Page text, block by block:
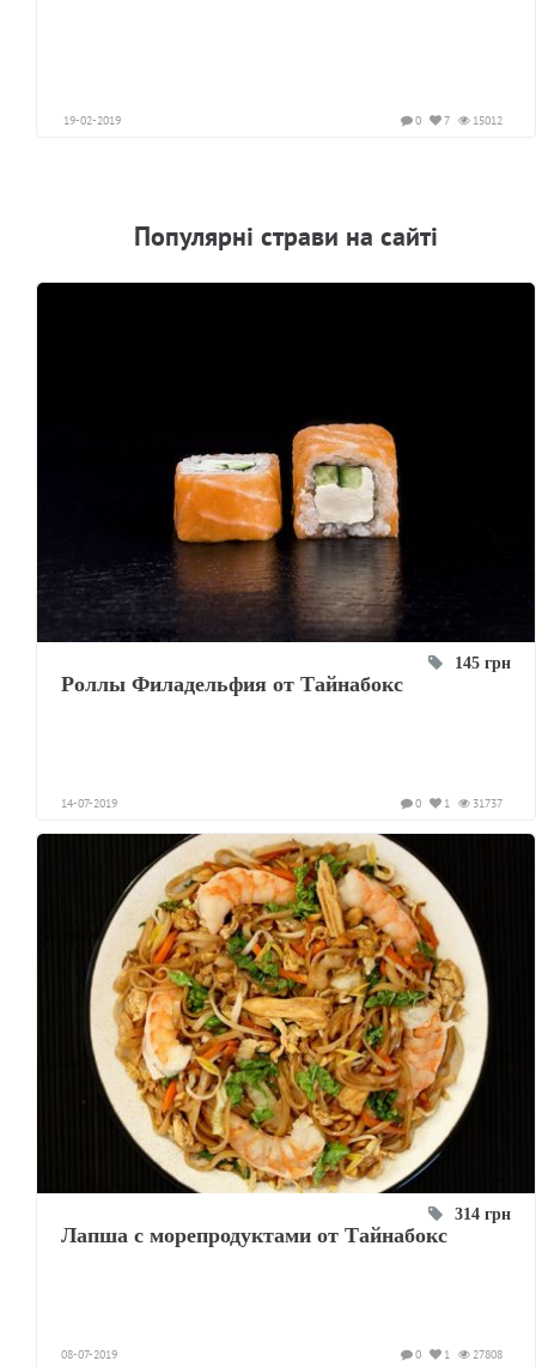
19-02-2019 15012
7
0
Популярнi страви на сайтi
145 грн
Роллы Филадельфия от Тайнабокс
14-07-2019 31737
1
0
314 грн
Лапша с морепродуктами от Тайнабокс
08-07-2019 27808
1
0